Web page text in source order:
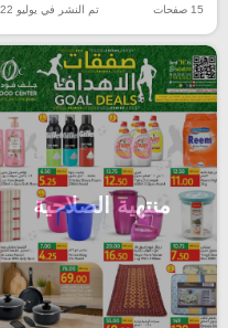
15 صفحات تم النشر في يوليو 22
منتهية الصلاحية